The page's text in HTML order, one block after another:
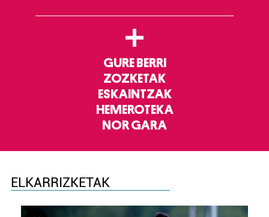
+
GURE BERRI
ZOZKETAK
ESKAINTZAK
HEMEROTEKA
NOR GARA
ELKARRIZKETAK